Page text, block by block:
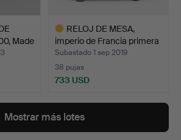
Made
RELOJ DE MESA,
imperio de Francia primera
…
Subastado 1 sep 2019
38 pujas
733 USD
Mostrar más lotes